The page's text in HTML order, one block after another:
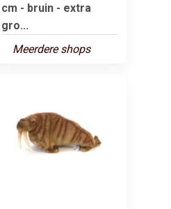
cm - bruin - extra
gro...
Meerdere shops